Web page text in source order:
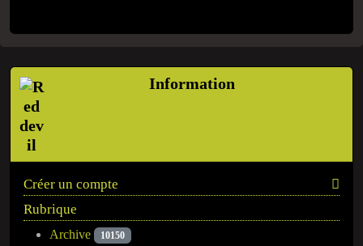
Information
Créer un compte
Rubrique
Archive 10150